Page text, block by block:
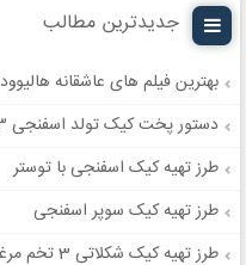
جدیدترین مطالب
بهترین فیلم های عاشقانه هالیوود
دستور پخت کیک تولد اسفنجی ۳ تخم مرغی
طرز تهیه کیک اسفنجی با توستر
طرز تهیه کیک سوپر اسفنجی
طرز تهیه کیک شکلاتی 3 تخم مرغی